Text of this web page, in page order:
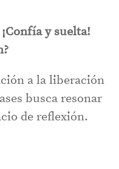
y suelta!
a la liberación
busca resonar
de reflexión.